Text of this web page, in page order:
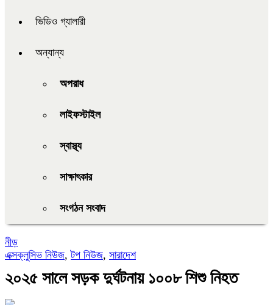
ভিডিও গ্যালারী
অন্যান্য
অপরাধ
লাইফস্টাইল
স্বাস্থ্য
সাক্ষাৎকার
সংগঠন সংবাদ
নীড়
এক্সক্লুসিভ নিউজ,টপ নিউজ, সারাদেশ
২০২৫ সালে সড়ক দুর্ঘটনায় ১০০৮ শিশু নিহত